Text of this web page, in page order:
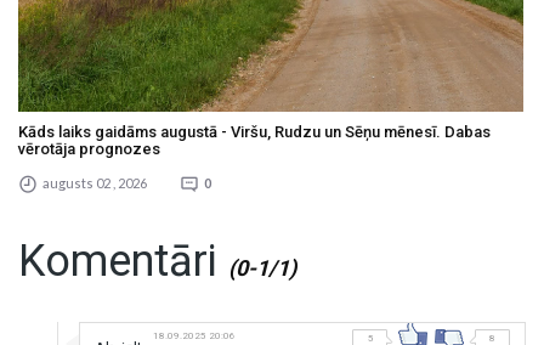
Kāds laiks gaidāms augustā - Viršu, Rudzu un Sēņu mēnesī. Dabas
vērotāja prognozes
augusts 02 , 2026 0
Komentāri (0-1/1)
18.09.2025 20:06 5 8